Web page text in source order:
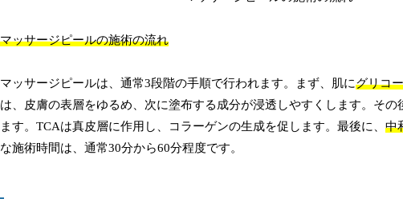
マッサージピールの施術の流れ
マッサージピールは、通常3段階の手順で行われます。まず、肌にグリコ
は、皮膚の表層をゆるめ、次に塗布する成分が浸透しやすくします。その
ます。TCAは真皮層に作用し、コラーゲンの生成を促します。最後に、 中
な施術時間は、通常30分から60分程度です。